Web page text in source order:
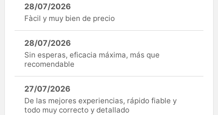
28/07/2026
Fàcil y muy bien de precio
28/07/2026
Sin esperas, eficacia máxima, más que
recomendable
27/07/2026
De las mejores experiencias, rápido fiable y
todo muy correcto y detallado